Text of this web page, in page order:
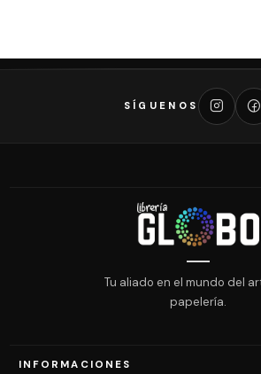
SÍGUENOS
Tu aliado en el mundo del
papelería.
INFORMACIONES